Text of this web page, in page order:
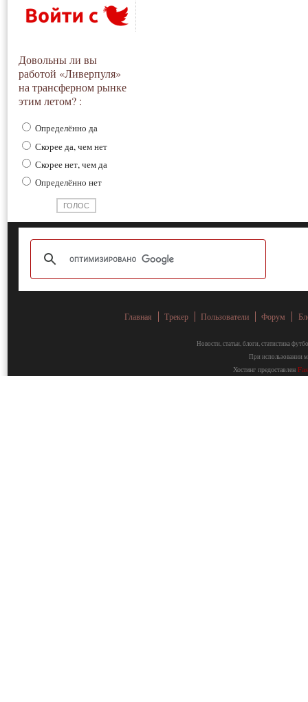
Довольны ли вы
работой «Ливерпуля»
на трансферном рынке
этим летом? :
Определённо да
Скорее да, чем нет
Скорее нет, чем да
Определённо нет
Главная Трекер Пользователи Форум
Новости, статьи, блоги, статистика
При использовании
Хостинг предоставлен